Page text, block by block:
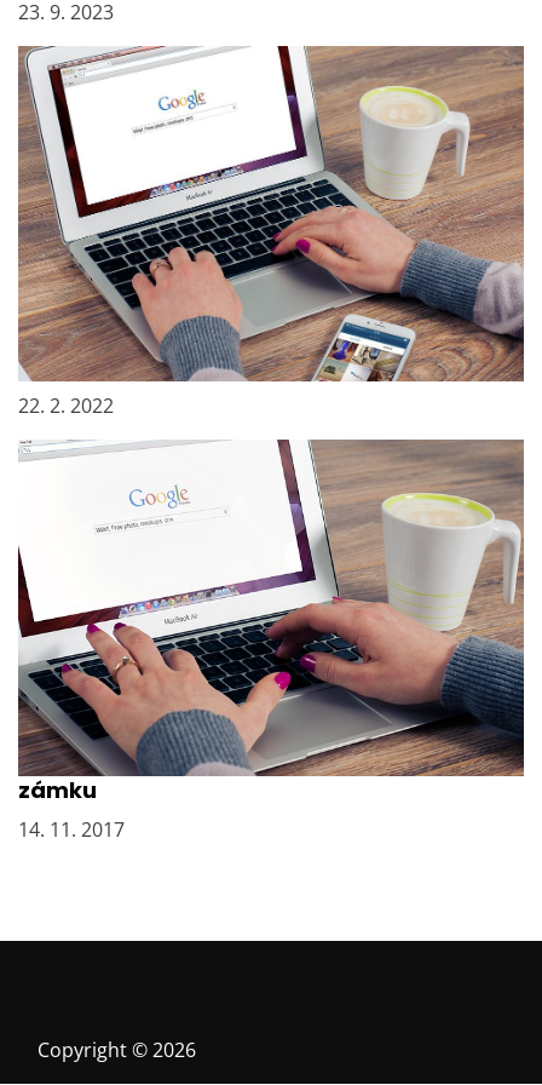
23. 9. 2023
Na internetu buďte opatrní
22. 2. 2022
PR články jako klíč k tomu správnému
zámku
14. 11. 2017
Copyright © 2026